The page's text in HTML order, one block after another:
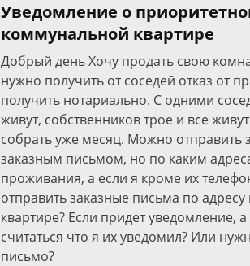
Уведомление о
коммунальной квартире
Добрый день Хочу продать свою
нужно получить от соседей отказ от
получить нотариально. С одними
живут, собственников трое и все
собрать уже месяц. Можно
заказным письмом, но по каким
проживания, а если я кроме их
отправить заказные письма по
квартире? Если придет уведомление,
считаться что я их уведомил? Или
письмо?